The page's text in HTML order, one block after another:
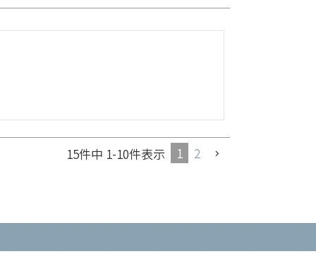
15件中 1-10件表示 1 2